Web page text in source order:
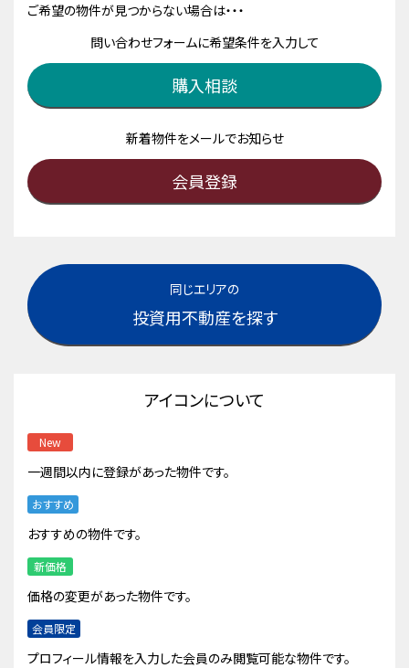
ご希望の物件が見つからない場合は・・・
問い合わせフォームに希望条件を入力して
購入相談
新着物件をメールでお知らせ
会員登録
同じエリアの
投資用不動産を探す
アイコンについて
New
一週間以内に登録があった物件です。
おすすめ
おすすめの物件です。
新価格
価格の変更があった物件です。
会員限定
プロフィール情報を入力した会員のみ閲覧可能な物件です。